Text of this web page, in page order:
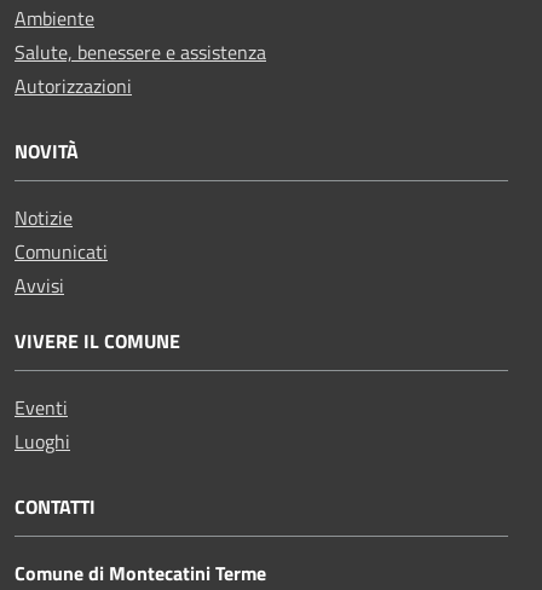
Ambiente
Salute, benessere e assistenza
Autorizzazioni
NOVITÀ
Notizie
Comunicati
Avvisi
VIVERE IL COMUNE
Eventi
Luoghi
CONTATTI
Comune di Montecatini Terme